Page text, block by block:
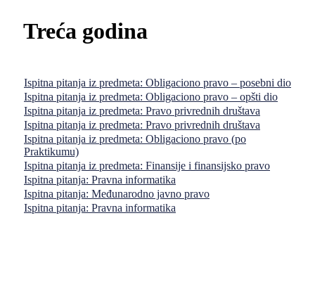
Treća godina
Ispitna pitanja iz predmeta: Obligaciono pravo – posebni dio
Ispitna pitanja iz predmeta: Obligaciono pravo – opšti dio
Ispitna pitanja iz predmeta: Pravo privrednih društava
Ispitna pitanja iz predmeta: Pravo privrednih društava
Ispitna pitanja iz predmeta: Obligaciono pravo (po
Praktikumu)
Ispitna pitanja iz predmeta: Finansije i finansijsko pravo
Ispitna pitanja: Pravna informatika
Ispitna pitanja: Međunarodno javno pravo
Ispitna pitanja: Pravna informatika